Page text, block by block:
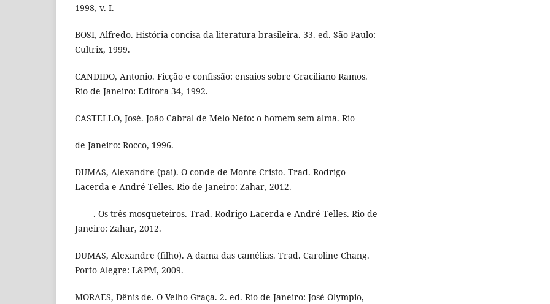
1998, v. I.
BOSI, Alfredo. História concisa da literatura brasileira. 33. ed. São Paulo:
Cultrix, 1999.
CANDIDO, Antonio. Ficção e confissão: ensaios sobre Graciliano Ramos.
Rio de Janeiro: Editora 34, 1992.
CASTELLO, José. João Cabral de Melo Neto: o homem sem alma. Rio
de Janeiro: Rocco, 1996.
DUMAS, Alexandre (pai). O conde de Monte Cristo. Trad. Rodrigo
Lacerda e André Telles. Rio de Janeiro: Zahar, 2012.
_____. Os três mosqueteiros. Trad. Rodrigo Lacerda e André Telles. Rio de
Janeiro: Zahar, 2012.
DUMAS, Alexandre (filho). A dama das camélias. Trad. Caroline Chang.
Porto Alegre: L&PM, 2009.
MORAES, Dênis de. O Velho Graça. 2. ed. Rio de Janeiro: José Olympio,